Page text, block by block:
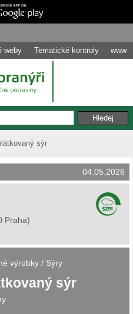
weby Tematické kontroly www
sýr
04.05.2026
Praha)
výrobky / Sýry
sýr